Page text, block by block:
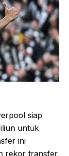
siap
untuk
ini
rekor transfer